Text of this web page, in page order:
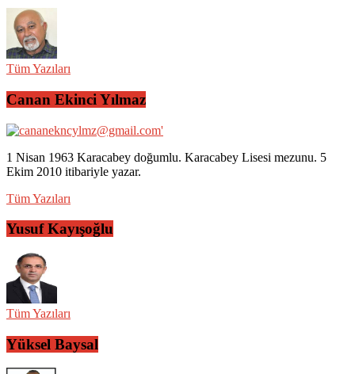
Tüm Yazıları
Canan Ekinci Yılmaz
1 Nisan 1963 Karacabey doğumlu. Karacabey Lisesi mezunu. 5
Ekim 2010 itibariyle yazar.
Tüm Yazıları
Yusuf Kayışoğlu
Tüm Yazıları
Yüksel Baysal